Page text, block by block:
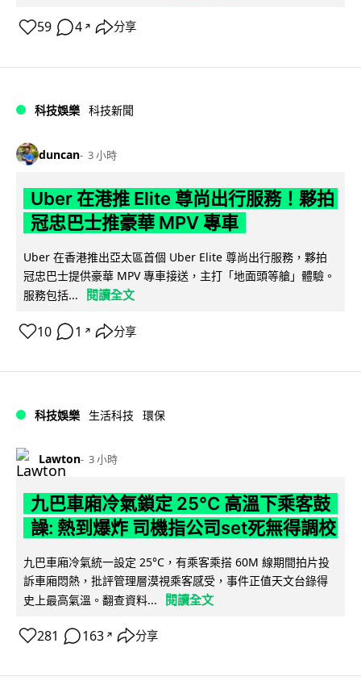
59 4 ↗ 分享
科技娛樂 科技新聞
duncan 3 小時
Uber 在港推 Elite 尊尚出行服務！夥拍
冠忠巴士推豪華 MPV 專車
Uber 在香港推出亞太區首個 Uber Elite 尊尚出行服務，夥拍
冠忠巴士提供豪華 MPV 專車接送，主打「地面頭等艙」體驗。
服務包括...
閱讀全文
10 1 ↗ 分享
科技娛樂 生活科技 環保
Lawton 3 小時
九巴車廂冷氣鎖定 25°C 高溫下乘客鼓
譟: 熱到爆炸 司機指公司set死無得調校
九巴車廂冷氣統一設定 25°C，有乘客乘搭 60M 線期間拍片投
訴車廂悶熱，批評管理層漠視乘客感受，事件正值天文台錄得
史上最高氣溫。翻查資料...
閱讀全文
281 163 ↗ 分享